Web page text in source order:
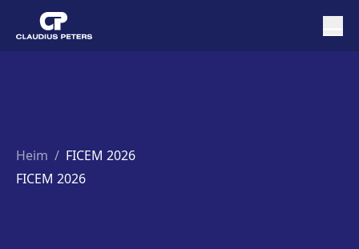
Heim / FICEM 2026
FICEM 2026